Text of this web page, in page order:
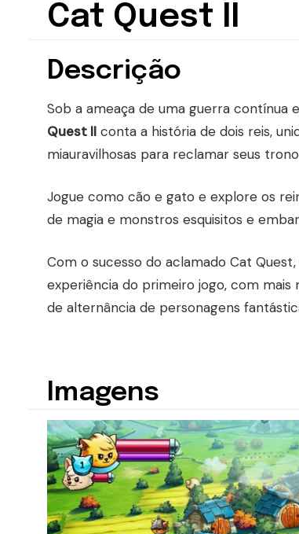
Cat Quest II
Descrição
Sob a ameaça de uma guerra contínua
Quest II conta a história de dois reis,
miauravilhosas para reclamar seus
Jogue como cão e gato e explore os
de magia e monstros esquisitos e
Com o sucesso do aclamado Cat
experiência do primeiro jogo, com mais
de alternância de personagens
Imagens